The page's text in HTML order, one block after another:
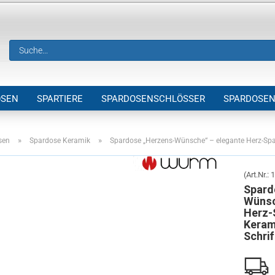
SPARTIERE SPARDOSENSCHLÖSSER
» Spardose Keramik » Spardose „Herzens-Wünsche“ – elegante Herz-
(Art.Nr.:
Herz-